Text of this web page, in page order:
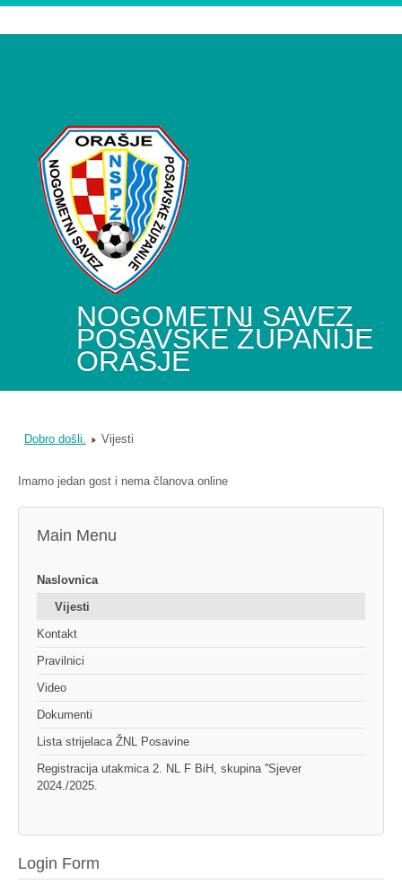
NOGOMETNI SAVEZ
POSAVSKE ŽUPANIJE
ORAŠJE
Dobro došli. Vijesti
Imamo jedan gost i nema članova online
Main Menu
Naslovnica
Vijesti
Kontakt
Pravilnici
Video
Dokumenti
Lista strijelaca ŽNL Posavine
Registracija utakmica 2. NL F BiH, skupina ''Sjever
2024./2025.
Login Form